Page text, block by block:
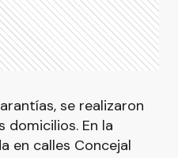
se realizaron
domicilios. En la
en calles Concejal